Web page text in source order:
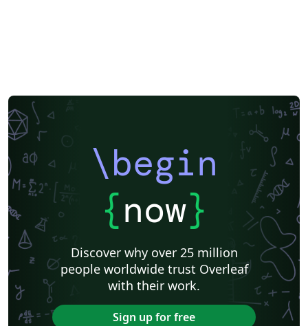
\begin
{now}
Discover why over 25 million
people worldwide trust Overleaf
with their work.
Sign up for free